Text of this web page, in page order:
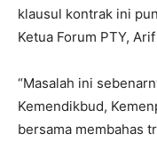
klausul kontrak ini
Ketua Forum PTY,
“Masalah ini
Kemendikbud,
bersama membahas